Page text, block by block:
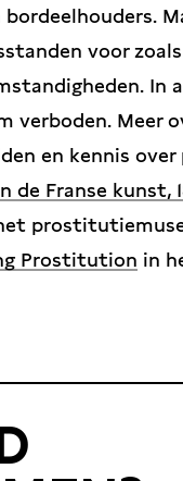
voor
In
verboden. Meer
en kennis
Franse kunst,
Prostitution in